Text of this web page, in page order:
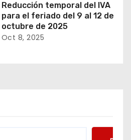
Reducción temporal del IVA
para el feriado del 9 al 12 de
octubre de 2025
Oct 8, 2025